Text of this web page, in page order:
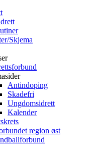
Skjema
Antindoping
Skadefri
Ungdomsidrett
Kalender
region øst